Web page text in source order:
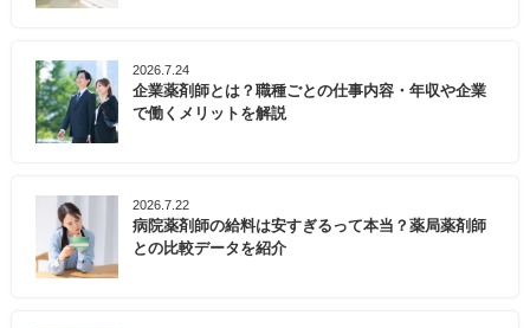
2026.7.24
企業薬剤師とは？職種ごとの仕事内容・年収や企業
で働くメリットを解説
2026.7.22
病院薬剤師の給料は安すぎるって本当？薬局薬剤師
との比較データを紹介